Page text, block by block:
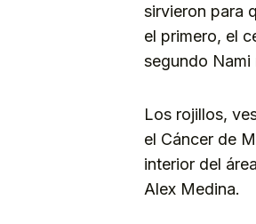
sirvieron para
el primero, el
segundo Nami
Los rojillos,
el Cáncer de
interior del
Alex Medina.